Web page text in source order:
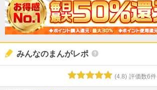
みんなのまんがレポ
(4.8) 評価数6件